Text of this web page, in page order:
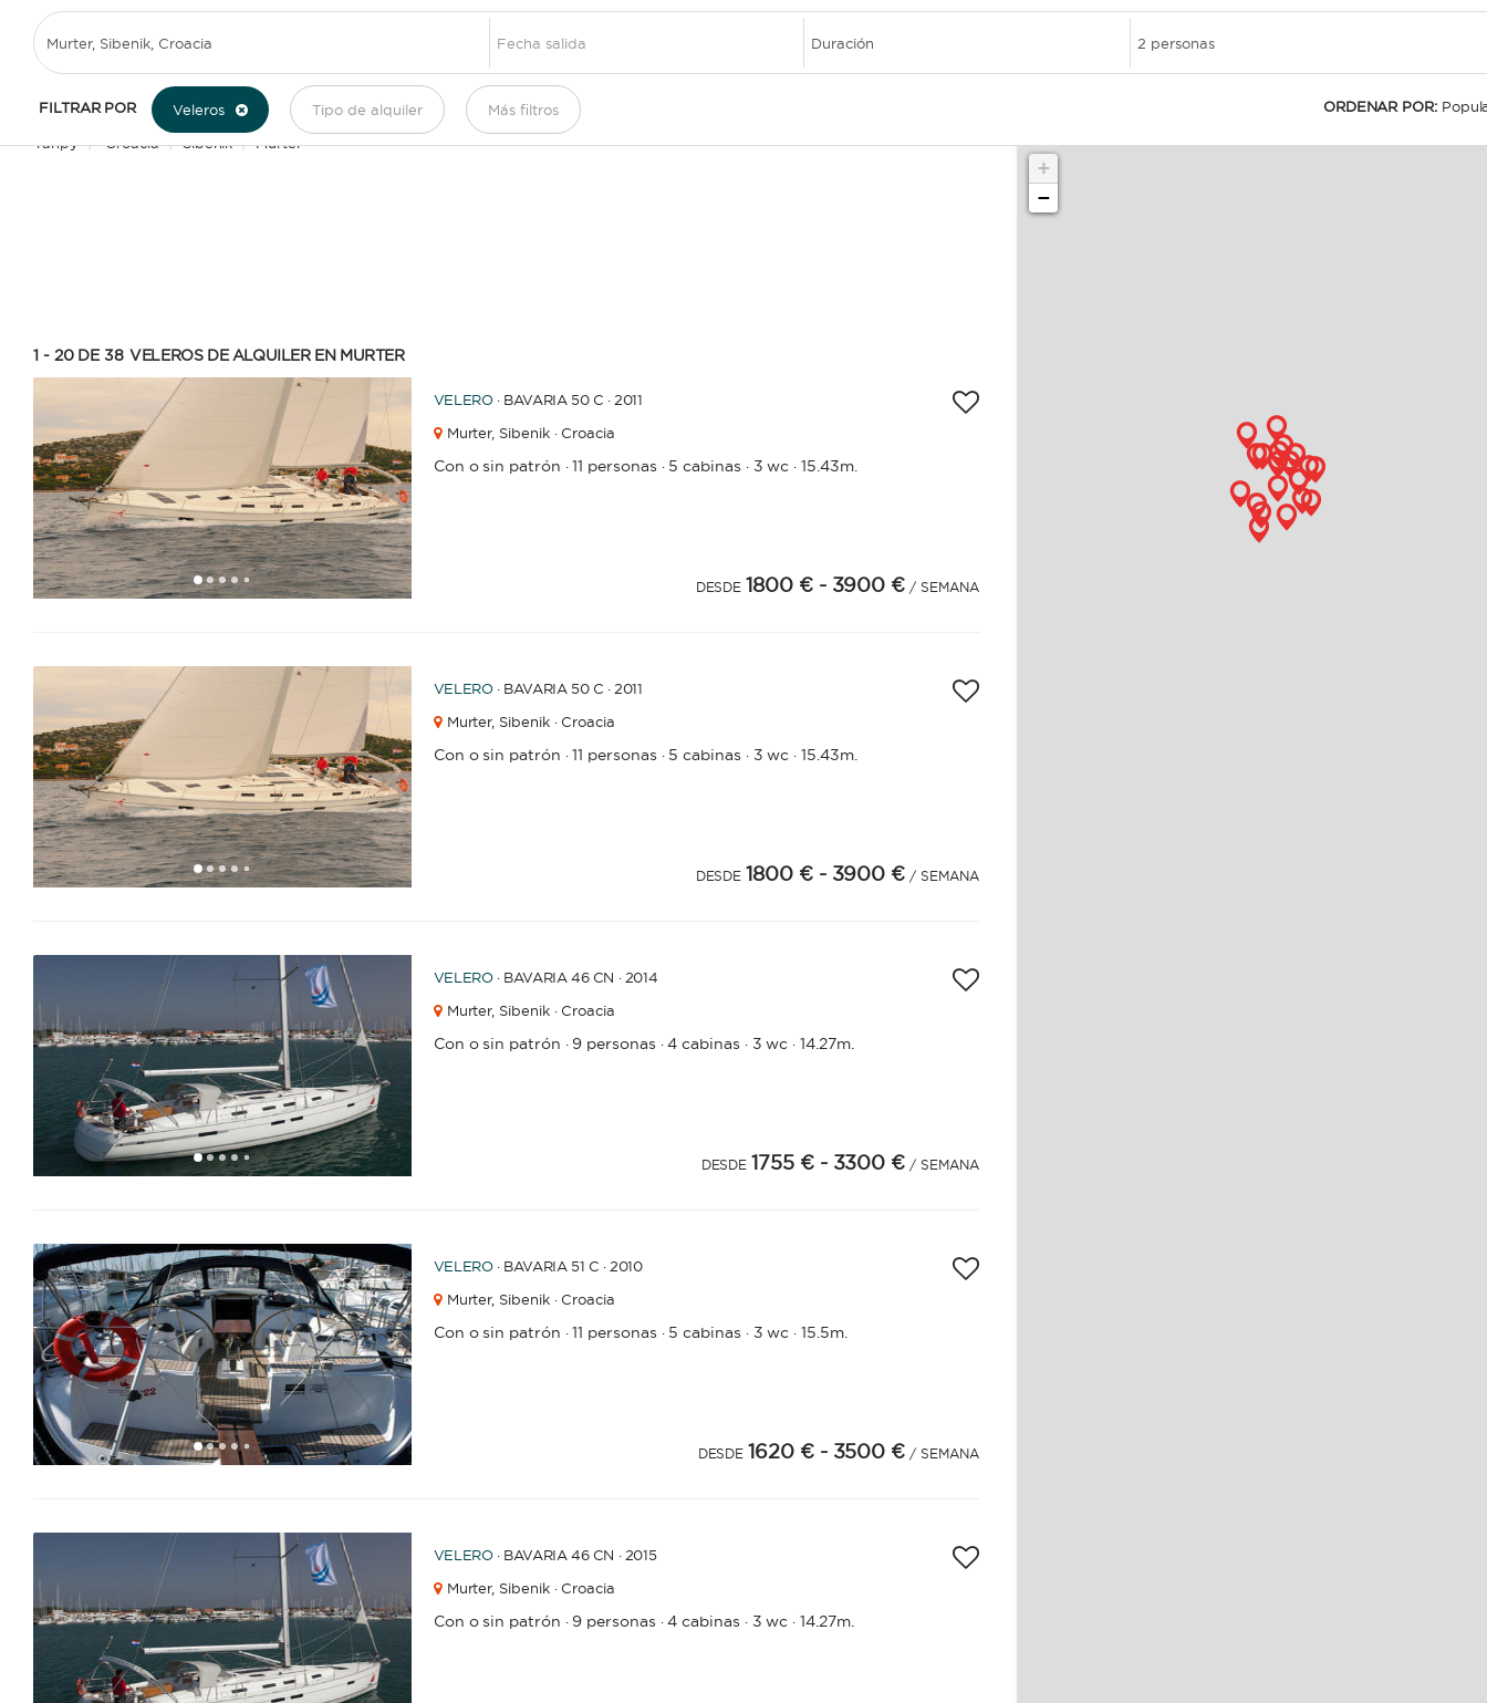
EXPERIENCIAS
ALQUILER DE VELEROS EN MURTER
Yanpy / Croacia / Sibenik / Murter
FILTRAR POR Veleros Tipo de alquiler Más filtros ORDENAR POR:
1 - 20 DE 38 VELEROS DE ALQUILER EN MURTER
12345 6789101112131415161718
VELERO · BAVARIA 50 C · 2011
Murter, Sibenik · Croacia
Con o sin patrón ·11 personas · 5 cabinas · 3 wc ·15.43m.
DESDE 1800 € - 3900 € / SEMANA
12345 6789101112131415161718
VELERO · BAVARIA 50 C · 2011
Murter, Sibenik · Croacia
Con o sin patrón ·11 personas · 5 cabinas · 3 wc ·15.43m.
DESDE 1800 € - 3900 € / SEMANA
1234 5 6789101112131415 1617
VELERO · BAVARIA 46 CN · 2014
Murter, Sibenik · Croacia
Con o sin patrón · 9 personas ·4 cabinas · 3 wc ·14.27m.
DESDE 1755 € - 3300 € / SEMANA
1234 5 67891011121314 1516
VELERO · BAVARIA 51 C · 2010
Murter, Sibenik · Croacia
Con o sin patrón ·11 personas · 5 cabinas · 3 wc ·15.5m.
DESDE 1620 € - 3500 € / SEMANA
VELERO · BAVARIA 46 CN · 2015
Murter, Sibenik · Croacia
Con o sin patrón · 9 personas ·4 cabinas · 3 wc ·14.27m.
+
−